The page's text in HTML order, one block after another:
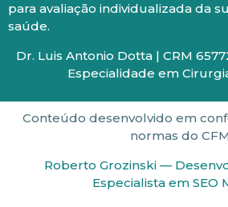
para avaliação individualizada da
saúde.
Dr. Luis Antonio Dotta | CRM
Especialidade em
Conteúdo desenvolvido em
normas do CFM
Roberto Grozinski —
Especialista em SEO